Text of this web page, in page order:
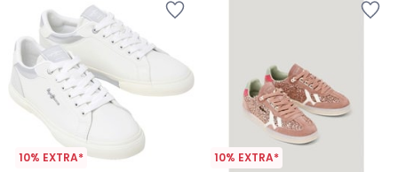
10% EXTRA* 10% EXTRA*